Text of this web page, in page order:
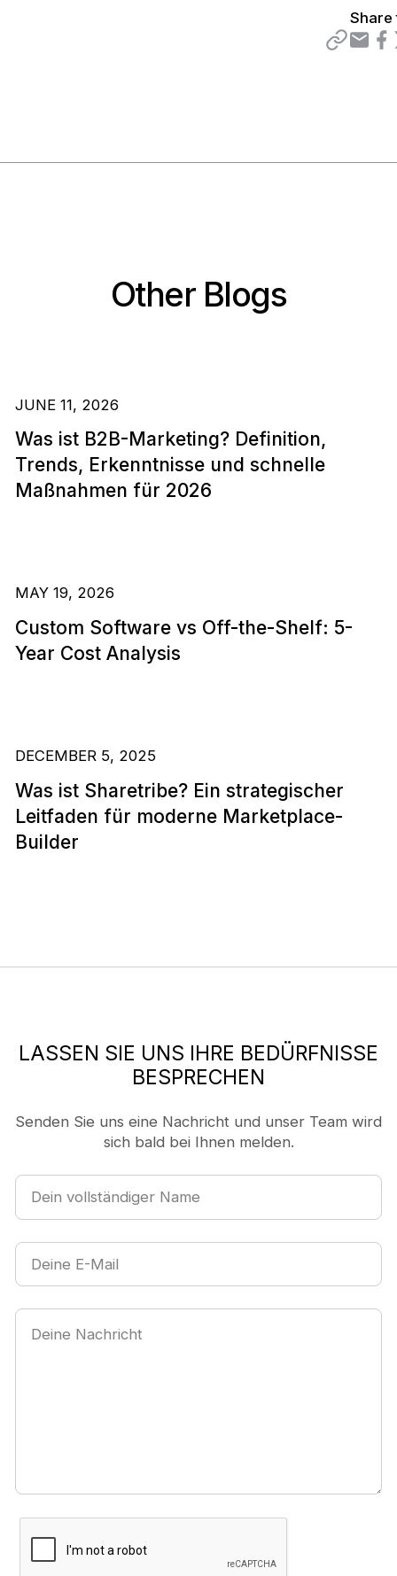
Share
Other Blogs
JUNE 11, 2026
Was ist B2B-Marketing? Definition,
Trends, Erkenntnisse und schnelle
Maßnahmen für 2026
MAY 19, 2026
Custom Software vs Off-the-Shelf: 5-
Year Cost Analysis
DECEMBER 5, 2025
Was ist Sharetribe? Ein strategischer
Leitfaden für moderne Marketplace-
Builder
LASSEN SIE UNS IHRE BEDÜRFNISSE
BESPRECHEN
Senden Sie uns eine Nachricht und unser Team wird
sich bald bei Ihnen melden.